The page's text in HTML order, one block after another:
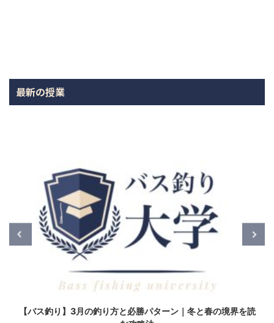
最新の授業
【バス釣り】3月の釣り方と必勝パターン｜冬と春の境界を読